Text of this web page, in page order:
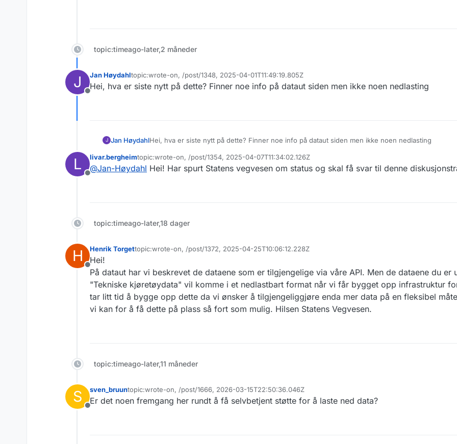
topic:timeago-later,2 måneder
J
Frakoblet
Jan Høydahltopic:wrote-on, /post/1348, 2025-04-01T11:49:19.805Z
Sist endret av
Hei, hva er siste nytt på dette? Finner noe info på dataut siden men ikke noen nedlasting
J Jan HøydahlHei, hva er siste nytt på dette? Finner noe info på dataut siden men ikke noen nedlasting
L
Frakoblet
livar.bergheimtopic:wrote-on, /post/1354, 2025-04-07T11:34:02.126Z
Sist endret av
@Jan-Høydahl Hei! Har spurt Statens vegvesen om status og skal få svar til denne
topic:timeago-later,18 dager
H
Frakoblet
Henrik Torgettopic:wrote-on, /post/1372, 2025-04-25T10:06:12.228Z
Sist endret av
Hei!
På dataut har vi beskrevet de dataene som er tilgjengelige via våre API. Men de dataene du er
"Tekniske kjøretøydata" vil komme i et nedlastbart format når vi får bygget opp infrastruktur
tar litt tid å bygge opp dette da vi ønsker å tilgjengeliggjøre enda mer data på en fleksibel
vi kan for å få dette på plass så fort som mulig. Hilsen Statens Vegvesen.
topic:timeago-later,11 måneder
S
Frakoblet
sven_bruuntopic:wrote-on, /post/1666, 2026-03-15T22:50:36.046Z
Sist endret av
Er det noen fremgang her rundt å få selvbetjent støtte for å laste ned data?